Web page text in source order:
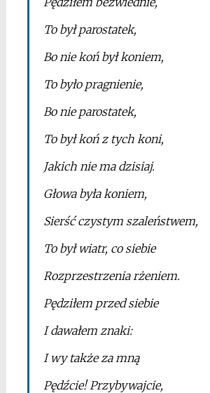
To był parostatek,
Bo nie koń był koniem,
To było pragnienie,
Bo nie parostatek,
To był koń z tych koni,
Jakich nie ma dzisiaj.
Głowa była koniem,
Sierść czystym szaleństwem,
To był wiatr, co siebie
Rozprzestrzenia rżeniem.
Pędziłem przed siebie
I dawałem znaki:
I wy także za mną
Pędźcie! Przybywajcie,